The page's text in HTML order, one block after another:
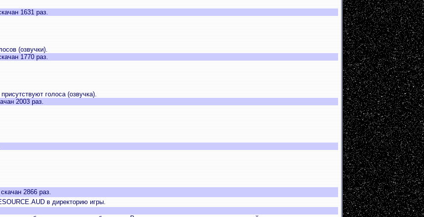
1631 раз.
(озвучки).
1770 раз.
голоса (озвучка).
2003 раз.
2866 раз.
в директорию игры.